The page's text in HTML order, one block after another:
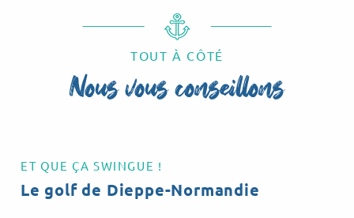
TOUT À CÔTÉ
Nous vous conseillons
ET QUE ÇA SWINGUE !
Le golf de Dieppe-Normandie